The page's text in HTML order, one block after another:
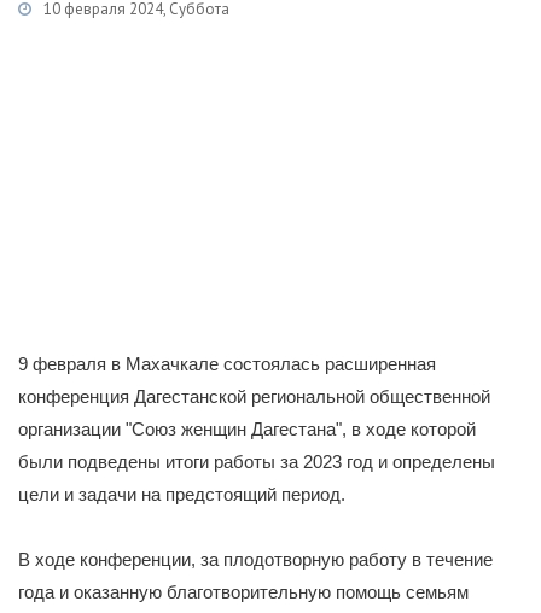
10 февраля 2024, Суббота
9 февраля в Махачкале состоялась расширенная
конференция Дагестанской региональной общественной
организации "Союз женщин Дагестана", в ходе которой
были подведены итоги работы за 2023 год и определены
цели и задачи на предстоящий период.
В ходе конференции, за плодотворную работу в течение
года и оказанную благотворительную помощь семьям